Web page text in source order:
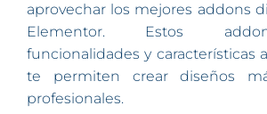
aprovechar los mejores addons
Elementor. Estos
funcionalidades y características
te permiten crear diseños
profesionales.